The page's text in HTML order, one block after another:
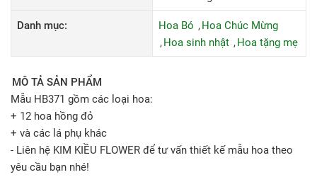
Danh mục: Hoa Bó
Hoa Chúc Mừng
Hoa sinh nhật
Hoa tặng mẹ
MÔ TẢ SẢN PHẨM
Mẫu HB371 gồm các loại hoa:
+ 12 hoa hồng đỏ
+ và các lá phụ khác
- Liên hệ KIM KIỀU FLOWER để tư vấn thiết kế mẫu hoa theo
yêu cầu bạn nhé!